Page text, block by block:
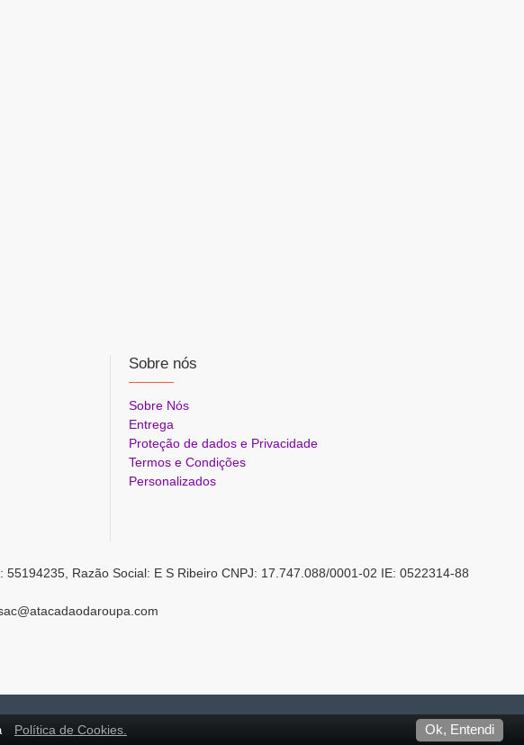
Sobre nós
Sobre Nós
Entrega
Proteção de dados e Privacidade
Termos e Condições
Personalizados
Razão Social: E S Ribeiro CNPJ: 17.747.088/0001-02 IE: 0522314-88
Política de Cookies. Ok, Entendi